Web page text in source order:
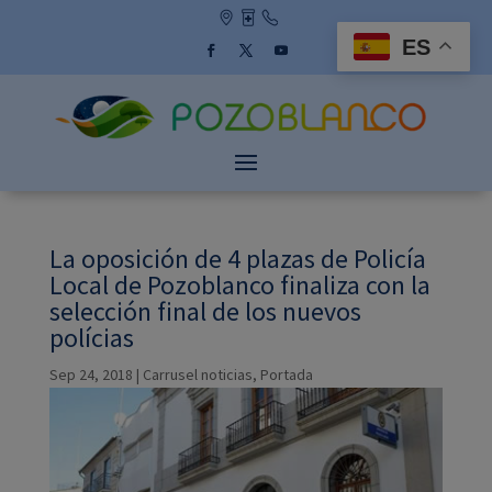
La oposición de 4 plazas de Policía
Local de Pozoblanco finaliza con la
selección final de los nuevos
polícias
Sep 24, 2018 | Carrusel noticias, Portada
ES